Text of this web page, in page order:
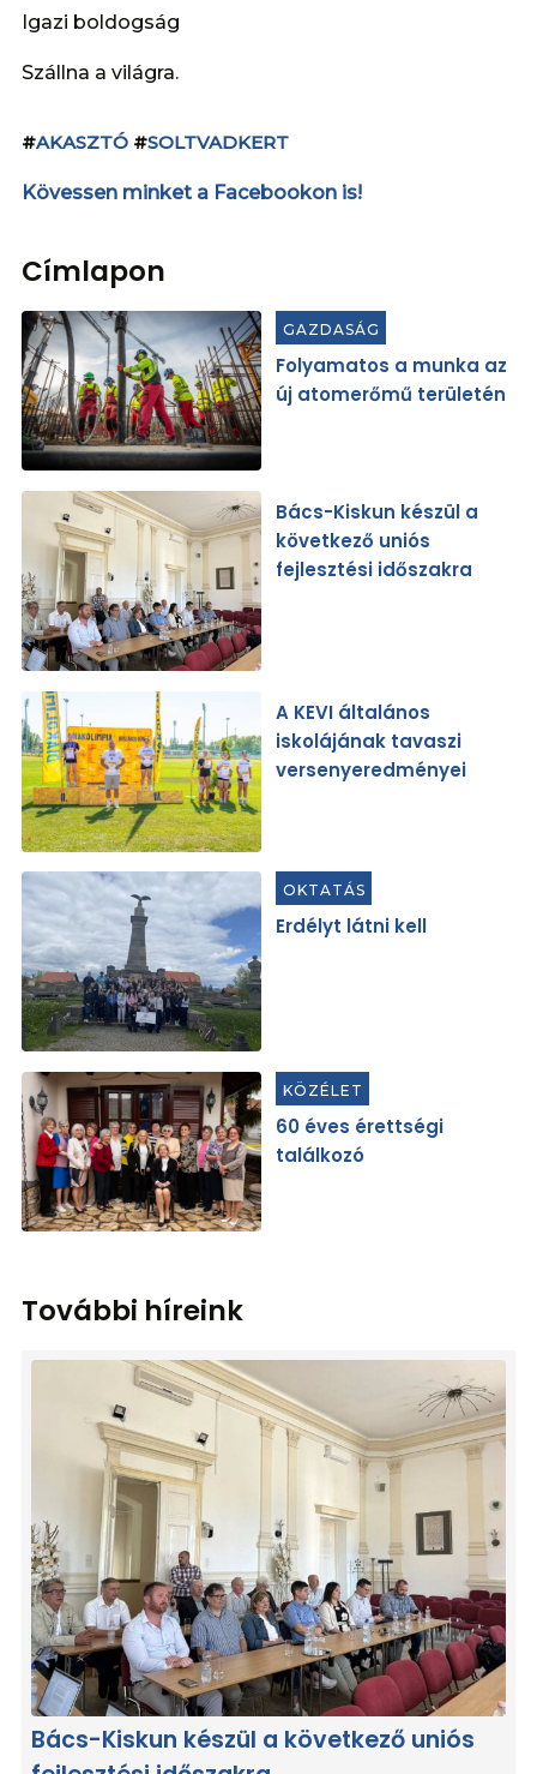
Igazi boldogság
Szállna a világra.
#AKASZTÓ #SOLTVADKERT
Kövessen minket a Facebookon is!
Címlapon
GAZDASÁG
Folyamatos a munka az
új atomerőmű területén
Bács-Kiskun készül a
következő uniós
fejlesztési időszakra
A KEVI általános
iskolájának tavaszi
versenyeredményei
OKTATÁS
Erdélyt látni kell
KÖZÉLET
60 éves érettségi
találkozó
További híreink
Bács-Kiskun készül a következő uniós